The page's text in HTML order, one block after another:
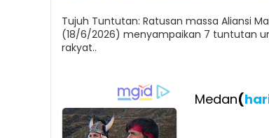
Tujuh Tuntutan: Ratusan massa Aliansi
(18/6/2026) menyampaikan 7 tuntutan
rakyat..
Medan(